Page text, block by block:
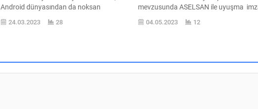
Android dünyasından da noksan
edilmiyor. iPhone 14 Pro ve 14 Pro Max
modellerindeki ekran deliği değişmez bir
24.03.2023 28
mevzusunda ASELSAN ile uyuşma
attı. Turkcell ile ASELSAN ’daki iş birliği
kapsamında düşük ve orta yörünge
04.05.2023 12